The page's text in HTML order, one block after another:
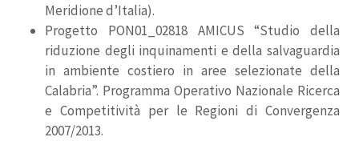
Meridione d’Italia).
Progetto PON01_02818 AMICUS “Studio della
riduzione degli inquinamenti e della salvaguardia
in ambiente costiero in aree selezionate della
Calabria”. Programma Operativo Nazionale Ricerca
e Competitività per le Regioni di Convergenza
2007/2013.